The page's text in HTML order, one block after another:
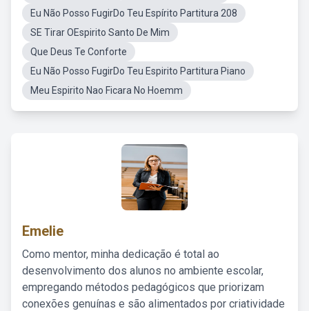
Eu Não Posso FugirDo Teu Espírito Partitura 208
SE Tirar OEspirito Santo De Mim
Que Deus Te Conforte
Eu Não Posso FugirDo Teu Espirito Partitura Piano
Meu Espirito Nao Ficara No Hoemm
Emelie
Como mentor, minha dedicação é total ao
desenvolvimento dos alunos no ambiente escolar,
empregando métodos pedagógicos que priorizam
conexões genuínas e são alimentados por criatividade